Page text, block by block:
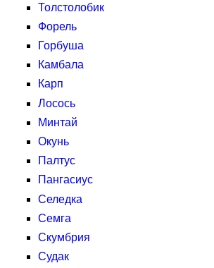
Толстолобик
Форель
Горбуша
Камбала
Карп
Лосось
Минтай
Окунь
Палтус
Пангасиус
Селедка
Семга
Скумбрия
Судак